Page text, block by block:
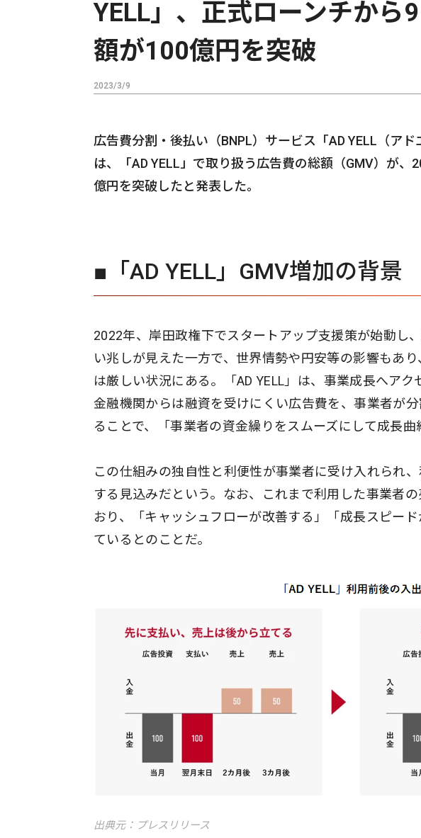
YELL」、正式ローンチから
額が100億円を突破
2023/3/9
広告費分割・後払い（BNPL）サービス「AD YELL（ア
は、「AD YELL」で取り扱う広告費の総額（GMV）が
億円を突破したと発表した。
■「AD YELL」GMV増加の背景
2022年、岸田政権下でスタートアップ支援策が始動し
い兆しが見えた一方で、世界情勢や円安等の影響もあ
は厳しい状況にある。「AD YELL」は、事業成長へア
金融機関からは融資を受けにくい広告費を、事業者が
ることで、「事業者の資金繰りをスムーズにして成長
この仕組みの独自性と利便性が事業者に受け入れられ
する見込みだという。なお、これまで利用した事業者
おり、「キャッシュフローが改善する」「成長スピー
ているとのことだ。
出典元：プレスリリース